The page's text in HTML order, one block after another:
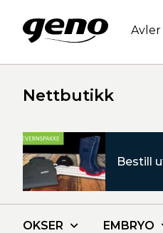
Nettbutikk
Bestill
OKSER EMBRYO